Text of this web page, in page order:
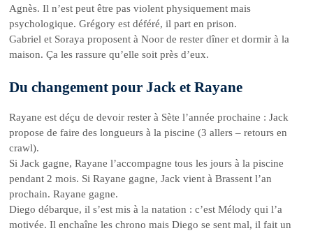
Agnès. Il n’est peut être pas violent physiquement mais
psychologique. Grégory est déféré, il part en prison.
Gabriel et Soraya proposent à Noor de rester dîner et dormir à la
maison. Ça les rassure qu’elle soit près d’eux.
Du changement pour Jack et Rayane
Rayane est déçu de devoir rester à Sète l’année prochaine : Jack
propose de faire des longueurs à la piscine (3 allers – retours en
crawl).
Si Jack gagne, Rayane l’accompagne tous les jours à la piscine
pendant 2 mois. Si Rayane gagne, Jack vient à Brassent l’an
prochain. Rayane gagne.
Diego débarque, il s’est mis à la natation : c’est Mélody qui l’a
motivée. Il enchaîne les chrono mais Diego se sent mal, il fait un